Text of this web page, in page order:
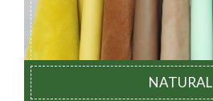
NATURAL